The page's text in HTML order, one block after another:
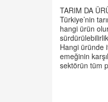
TARIM DA
Türkiye’nin
hangi ürün
Hangi üründe
emeğinin
sektörün tüm